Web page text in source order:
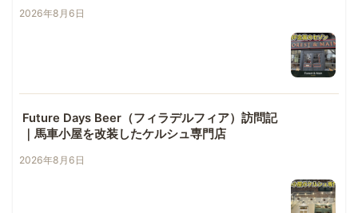
2026年8月6日
Future Days Beer（フィラデルフィア）訪問記
｜馬車小屋を改装したケルシュ専門店
2026年8月6日